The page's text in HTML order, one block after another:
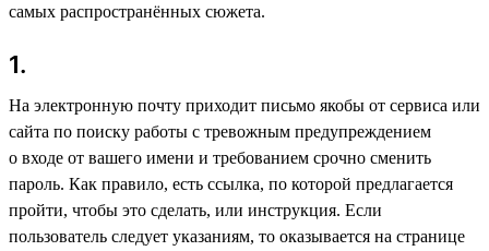
самых распространённых сюжета.
1.
На электронную почту приходит письмо якобы от сервиса или
сайта по поиску работы с тревожным предупреждением
о входе от вашего имени и требованием срочно сменить
пароль. Как правило, есть ссылка, по которой предлагается
пройти, чтобы это сделать, или инструкция. Если
пользователь следует указаниям, то оказывается на странице